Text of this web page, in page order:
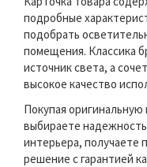
подробные
подобрать
помещения. Классика
источник света, а
высокое качество
Покупая
выбираете
интерьера, получаете
решение с гарантией